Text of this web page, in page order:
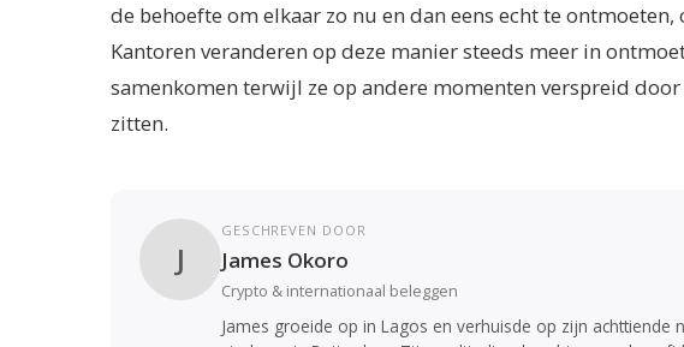
de behoefte om elkaar zo nu en dan eens echt te
Kantoren veranderen op deze manier steeds meer in
samenkomen terwijl ze op andere momenten verspreid
zitten.
J
GESCHREVEN DOOR
James Okoro
Crypto & internationaal beleggen
James groeide op in Lagos en verhuisde op zijn